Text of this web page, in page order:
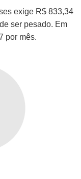
exige R$ 833,34
ser pesado. Em
por mês.